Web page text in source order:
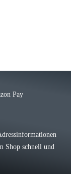
kann bedenkenlos
Shop schnell und